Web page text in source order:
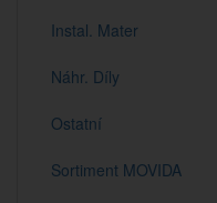
Instal. Mater
Náhr. Díly
Ostatní
Sortiment MOVIDA